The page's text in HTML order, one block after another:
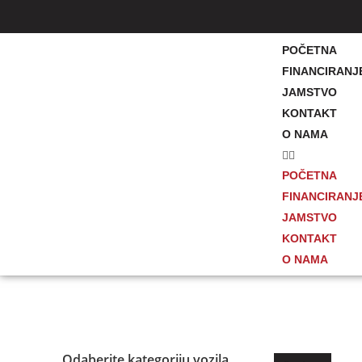
POČETNA
JAMSTVO
KONTAKT
O NAMA
POČETNA
JAMSTVO
KONTAKT
O NAMA